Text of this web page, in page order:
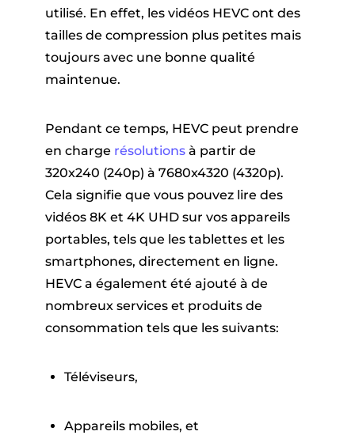
utilisé. En effet, les vidéos HEVC ont des
tailles de compression plus petites mais
toujours avec une bonne qualité
maintenue.
Pendant ce temps, HEVC peut prendre
en charge résolutionsà partir de
320x240 (240p) à 7680x4320 (4320p).
Cela signifie que vous pouvez lire des
vidéos 8K et 4K UHD sur vos appareils
portables, tels que les tablettes et les
smartphones, directement en ligne.
HEVC a également été ajouté à de
nombreux services et produits de
consommation tels que les suivants:
Téléviseurs,
Appareils mobiles, et